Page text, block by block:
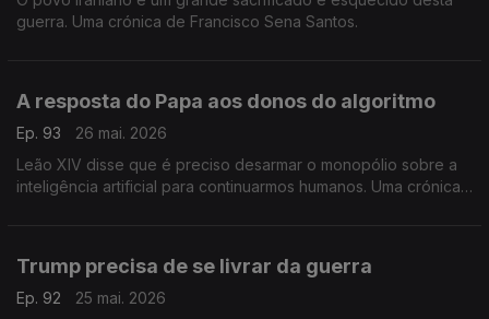
guerra. Uma crónica de Francisco Sena Santos.
A resposta do Papa aos donos do algoritmo
Ep. 93
26 mai. 2026
Leão XIV disse que é preciso desarmar o monopólio sobre a
inteligência artificial para continuarmos humanos. Uma crónica
Trump precisa de se livrar da guerra
Ep. 92
25 mai. 2026